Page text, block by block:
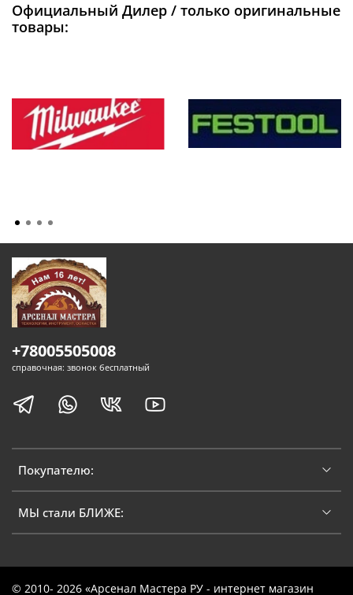
Официальный Дилер / только оригинальные
товары:
Покупателю:
МЫ стали БЛИЖЕ:
+78005505008
справочная: звонок бесплатный
© 2010- 2026 «Арсенал Мастера РУ - интернет магазин